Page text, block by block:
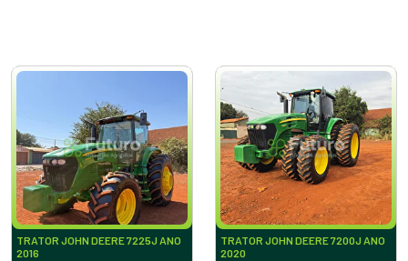
TRATOR JOHN DEERE 7225J ANO
2016
TRATOR JOHN DEERE 7200J ANO
2020